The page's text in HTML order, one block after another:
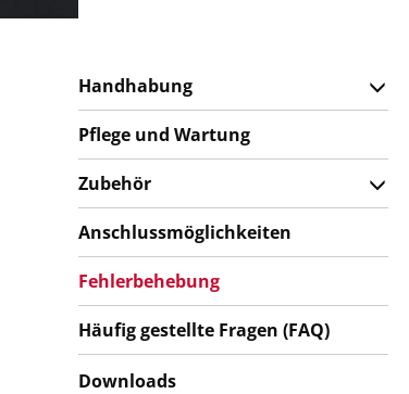
Handhabung
Pflege und Wartung
Zubehör
Anschlussmöglichkeiten
Fehlerbehebung
Häufig gestellte Fragen (FAQ)
Downloads